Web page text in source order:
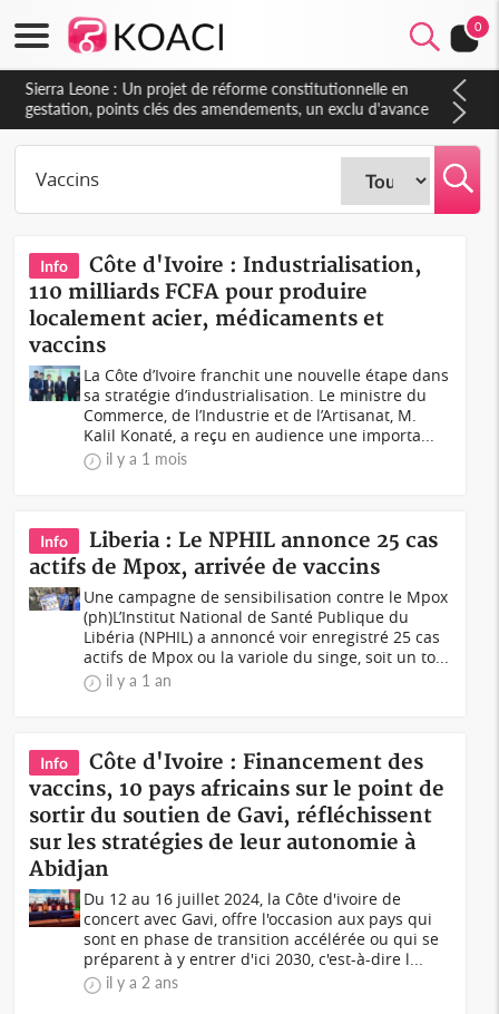
0
Sierra Leone : Un projet de réforme constitutionnelle en
gestation, points clés des amendements, un exclu d'avance
Info
Côte d'Ivoire : Industrialisation,
110 milliards FCFA pour produire
localement acier, médicaments et
vaccins
La Côte d’Ivoire franchit une nouvelle étape dans
sa stratégie d’industrialisation. Le ministre du
Commerce, de l’Industrie et de l’Artisanat, M.
Kalil Konaté, a reçu en audience une importa...
il y a 1 mois
Info
Liberia : Le NPHIL annonce 25 cas
actifs de Mpox, arrivée de vaccins
Une campagne de sensibilisation contre le Mpox
(ph)L’Institut National de Santé Publique du
Libéria (NPHIL) a annoncé voir enregistré 25 cas
actifs de Mpox ou la variole du singe, soit un to...
il y a 1 an
Info
Côte d'Ivoire : Financement des
vaccins, 10 pays africains sur le point de
sortir du soutien de Gavi, réfléchissent
sur les stratégies de leur autonomie à
Abidjan
Du 12 au 16 juillet 2024, la Côte d'ivoire de
concert avec Gavi, offre l'occasion aux pays qui
sont en phase de transition accélérée ou qui se
préparent à y entrer d'ici 2030, c'est-à-dire l...
il y a 2 ans